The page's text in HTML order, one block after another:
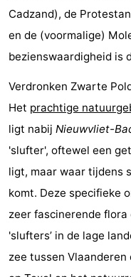
Cadzand
-
Het
Zwin
Vlaanderen
-
Brugge
Gent
De
Knokke-
-
Cadzand), de
en de (voormalige)
bezienswaardigheid is
Verdronken Zwarte
Het prachtige
ligt nabij Nieuwvliet-
'slufter', oftewel een
ligt, maar waar tijdens
komt. Deze specifieke
zeer fascinerende
'slufters’ in de lage
zee tussen